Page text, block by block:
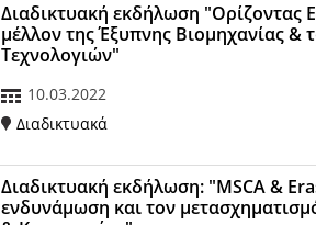
Διαδικτυακή εκδήλωση "Ορίζοντας
μέλλον της Έξυπνης Βιομηχανίας
Τεχνολογιών"
10.03.2022
Διαδικτυακά
Διαδικτυακή εκδήλωση: "MSCA &
ενδυνάμωση και τον